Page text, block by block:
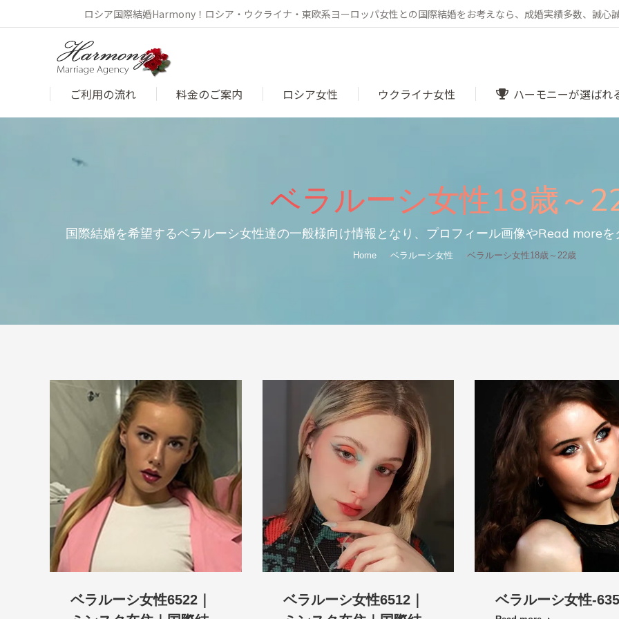
ロシア国際結婚Harmony！ロシア・ウクライナ・東欧系ヨーロッパ女性との国際結婚をお考えなら、成婚実績多数、誠心
ご利用の流れ 料金のご案内 ロシア女性 ウクライナ女性 ハーモニーが選ばれ
ベラルーシ女性18歳～
国際結婚を希望するベラルーシ女性達の一般様向け情報となり、プロフィール画像やRead more
Home ベラルーシ女性 ベラルーシ女性18歳～22歳
ベラルーシ女性6522｜
ベラルーシ女性6512｜
ベラルーシ女性-